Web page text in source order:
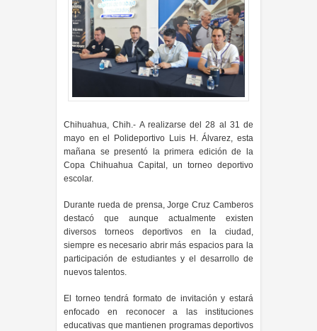
Chihuahua, Chih.- A realizarse del 28 al 31 de
mayo en el Polideportivo Luis H. Álvarez, esta
mañana se presentó la primera edición de la
Copa Chihuahua Capital, un torneo deportivo
escolar.
Durante rueda de prensa, Jorge Cruz Camberos
destacó que aunque actualmente existen
diversos torneos deportivos en la ciudad,
siempre es necesario abrir más espacios para la
participación de estudiantes y el desarrollo de
nuevos talentos.
El torneo tendrá formato de invitación y estará
enfocado en reconocer a las instituciones
educativas que mantienen programas deportivos